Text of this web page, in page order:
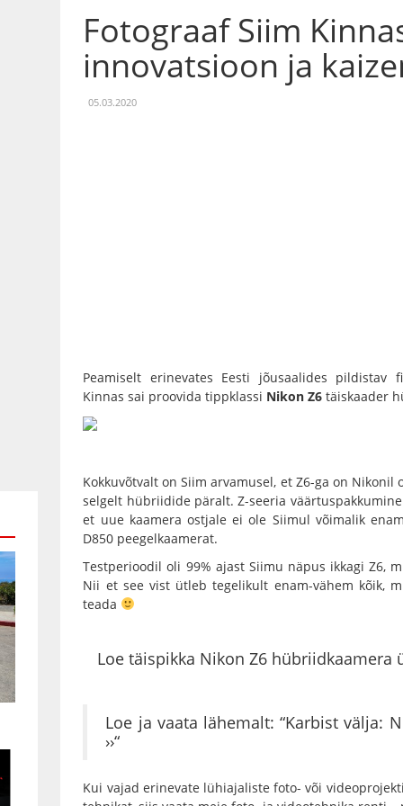
Fotograaf Siim
innovatsioon ja
05.03.2020
Peamiselt erinevates Eesti jõusaalides
Kinnas sai proovida tippklassi Nikon Z6 täiskaader
Kokkuvõtvalt on Siim arvamusel, et Z6-ga on
selgelt hübriidide päralt. Z-seeria
et uue kaamera ostjale ei ole Siimul võimalik
D850 peegelkaamerat.
Testperioodil oli 99% ajast Siimu näpus ikkagiZ6,
Nii et see vist ütleb tegelikult enam-vähem kõik,
teada
Loe täispikka Nikon Z6 hübriidkaamera
Loe ja vaata lähemalt: “Karbist välja:
››“
Kui vajad erinevate lühiajaliste foto- või